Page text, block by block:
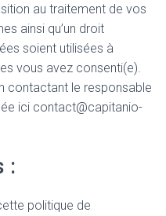
au traitement de vos
ainsi qu’un droit
soient utilisées à
vous avez consenti(e).
contactant le responsable
ici contact@capitanio-
:
politique de